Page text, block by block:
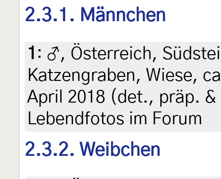
2.3.1. Männchen
1 : ♂, Österreich,
Katzengraben, Wiese,
April 2018 (det., präp.
Lebendfotos im Forum
2.3.2. Weibchen